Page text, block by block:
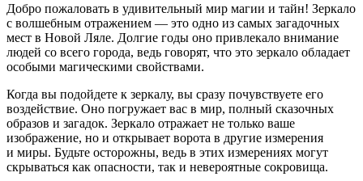
Добро пожаловать в удивительный мир магии и тайн! Зеркало
с волшебным отражением — это одно из самых загадочных
мест в Новой Ляле. Долгие годы оно привлекало внимание
людей со всего города, ведь говорят, что это зеркало обладает
особыми магическими свойствами.
Когда вы подойдете к зеркалу, вы сразу почувствуете его
воздействие. Оно погружает вас в мир, полный сказочных
образов и загадок. Зеркало отражает не только ваше
изображение, но и открывает ворота в другие измерения
и миры. Будьте осторожны, ведь в этих измерениях могут
скрываться как опасности, так и невероятные сокровища.